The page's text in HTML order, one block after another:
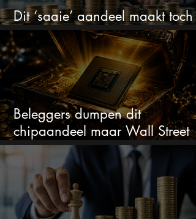
Dit ‘saaie’ aandeel maakt toch
bizar veel winst
Beleggers dumpen dit
chipaandeel maar Wall Street
ziet een zeldzame koopkans